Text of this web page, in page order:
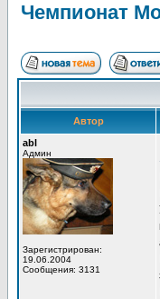
Чемпионат
Автор
abl
Админ
Зарегистрирован:
19.06.2004
Сообщения: 3131